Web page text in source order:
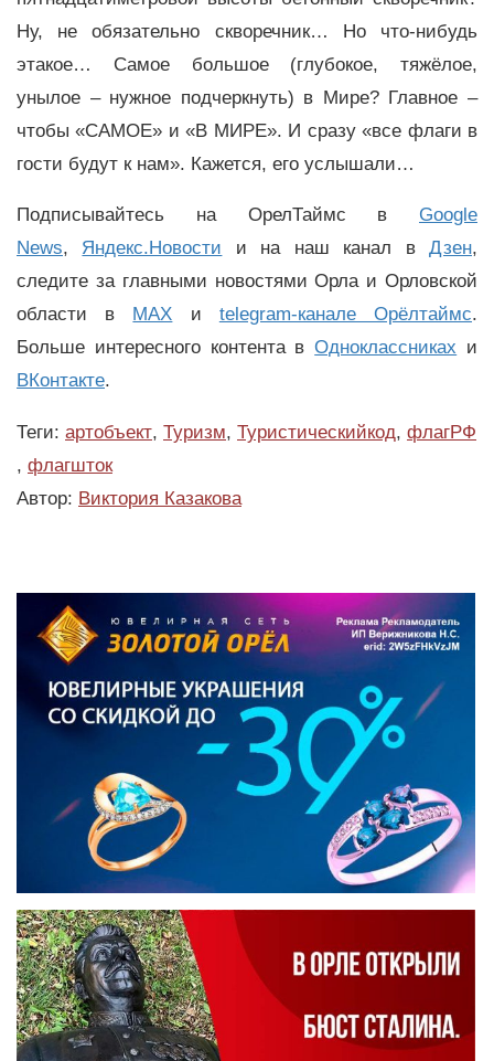
Ну, не обязательно скворечник… Но что-нибудь
этакое… Самое большое (глубокое, тяжёлое,
унылое – нужное подчеркнуть) в Мире? Главное –
чтобы «САМОЕ» и «В МИРЕ». И сразу «все флаги в
гости будут к нам». Кажется, его услышали…
Подписывайтесь на ОрелТаймс в Google
News, Яндекс.Новости и на наш канал вДзен,
следите за главными новостями Орла и Орловской
области в MAX и telegram-канале Орёлтаймс.
Больше интересного контента вОдноклассниках и
ВКонтакте.
Теги: артобъект, Туризм, Туристическийкод, флагРФ
, флагшток
Автор: Виктория Казакова